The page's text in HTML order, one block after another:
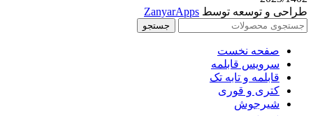
طراحی و توسعه توسط ZanyarApps
جستجو
صفحه نخست
سرویس قابلمه
قابلمه و تابه تک
کتری و قوری
شیرجوش